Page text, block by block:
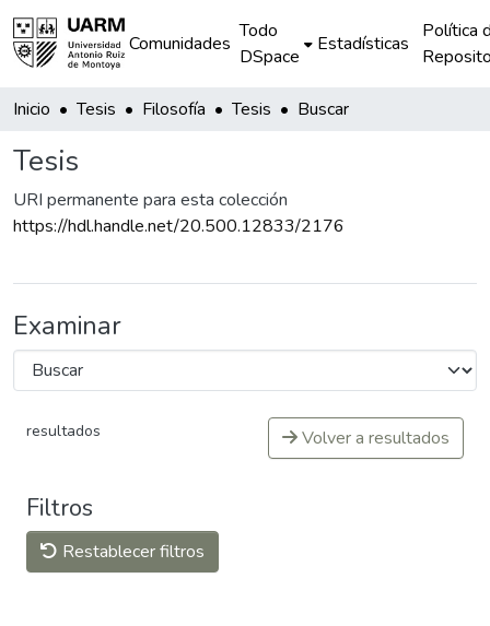
Comunidades
Todo
DSpace
Estadísticas
Política
Inicio Tesis Filosofía Tesis Buscar
Tesis
URI permanente para esta colección
https://hdl.handle.net/20.500.12833/2176
Examinar
resultados Volver a resultados
Filtros
Restablecer filtros